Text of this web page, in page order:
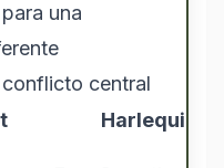
una
central
Harlequin